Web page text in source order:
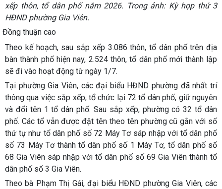
xếp thôn, tổ dân phố năm 2026. Trong ảnh: Kỳ họp thứ 3
HĐND phường Gia Viên.
Đồng thuận cao
Theo kế hoạch, sau sắp xếp 3.086 thôn, tổ dân phố trên địa
bàn thành phố hiện nay, 2.524 thôn, tổ dân phố mới thành lập
sẽ đi vào hoạt động từ ngày 1/7.
Tại phường Gia Viên, các đại biểu HĐND phường đã nhất trí
thông qua việc sắp xếp, tổ chức lại 72 tổ dân phố, giữ nguyên
và đổi tên 1 tổ dân phố. Sau sắp xếp, phường có 32 tổ dân
phố. Các tổ vẫn được đặt tên theo tên phường cũ gắn với số
thứ tự như tổ dân phố số 72 Máy Tơ sáp nhập với tổ dân phố
số 73 Máy Tơ thành tổ dân phố số 1 Máy Tơ, tổ dân phố số
68 Gia Viên sáp nhập với tổ dân phố số 69 Gia Viên thành tổ
dân phố số 3 Gia Viên.
Theo bà Phạm Thị Gái, đại biểu HĐND phường Gia Viên, các